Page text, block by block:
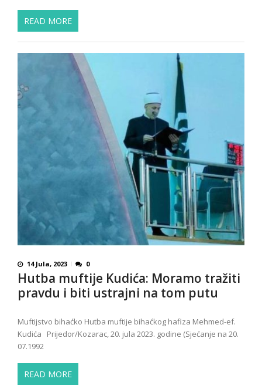
READ MORE
14 Jula, 2023 0
Hutba muftije Kudića: Moramo tražiti
pravdu i biti ustrajni na tom putu
Muftijstvo bihaćko Hutba muftije bihaćkog hafiza Mehmed-ef.
Kudića Prijedor/Kozarac, 20. jula 2023. godine (Sjećanje na 20.
07.1992
READ MORE